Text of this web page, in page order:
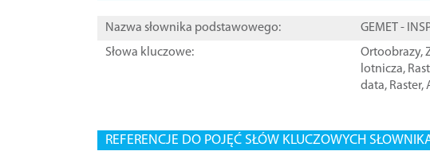
Nazwa słownika podstawowego:
GEMET -
Słowa kluczowe:
Ortoobrazy,
lotnicza,
data, Raster,
REFERENCJE DO POJĘĆ SŁÓW KLUCZOWYCH